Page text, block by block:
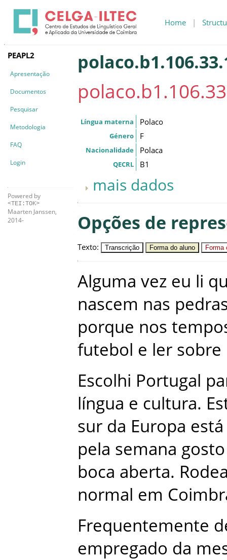
Home |
PEAPL2
Apresentação
Documentos
Pesquisar
Metodologia
FAQ
Login
Powered by
<TEI:TOK>
Maarten Janssen,
2014-
Língua materna Polaco
Género F
Nacionalidade Polaca
QECRL B1
mais dados
Opções de
Texto: Transcrição Forma do aluno Forma
Alguma vez eu li
nascem nas
porque nos
futebol e ler sobre
Escolhi Portugal
língua e cultura.
sur da Europa está
pela semana gosto
boca aberta.
normal em
Frequentemente
empregado da